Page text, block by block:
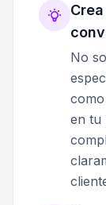
No
en tu